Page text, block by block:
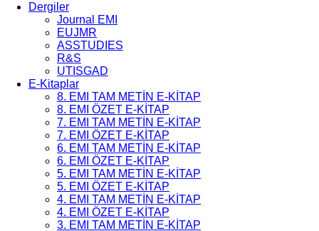
Dergiler
Journal EMI
EUJMR
ASSTUDIES
R&S
UTISGAD
E-Kitaplar
8. EMI TAM METİN E-KİTAP
8. EMI ÖZET E-KİTAP
7. EMI TAM METİN E-KİTAP
7. EMI ÖZET E-KİTAP
6. EMI TAM METİN E-KİTAP
6. EMI ÖZET E-KİTAP
5. EMI TAM METİN E-KİTAP
5. EMI ÖZET E-KİTAP
4. EMI TAM METİN E-KİTAP
4. EMI ÖZET E-KİTAP
3. EMI TAM METİN E-KİTAP